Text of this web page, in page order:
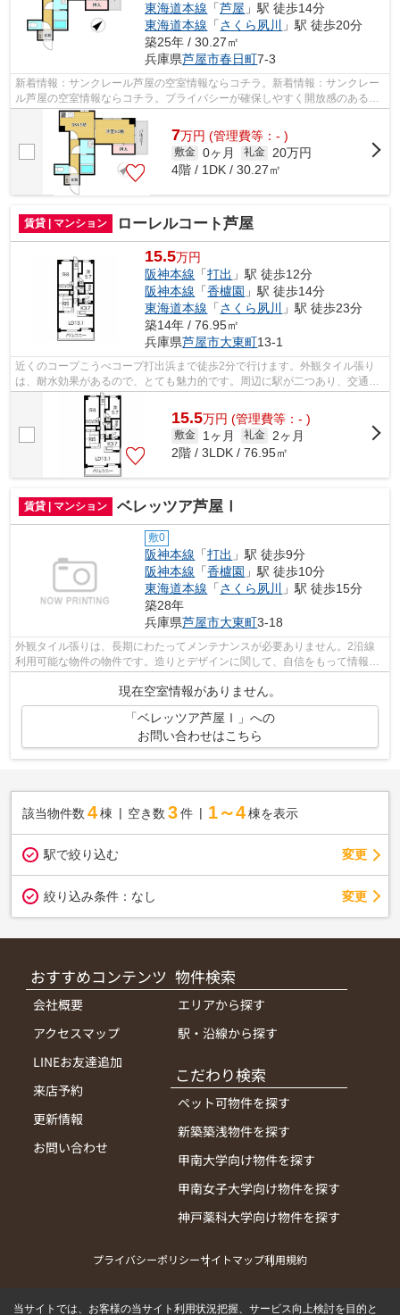
東海道本線 「芦屋 」駅 徒歩14分
東海道本線 「さくら夙川
」駅 徒歩20分
築25年 / 30.27㎡
兵庫県芦屋市春日町7-3
新着情報：サンクレール芦屋の空室情報ならコチラ。新着情報：サンクレー
ル芦屋の空室情報ならコチラ。プライバシーが確保しやすく開放感のある高
層階です。新しい日々を送るにふさわ...
7万円 (管理費等：- )
敷金 0ヶ月 礼金
20万円
4階 / 1DK / 30.27㎡
賃貸 | マンション ローレルコート芦屋
15.5万円
阪神本線 「打出 」駅 徒歩12分
阪神本線 「香櫨園 」駅 徒歩14分
東海道本線 「さくら夙川
」駅 徒歩23分
築14年 / 76.95㎡
兵庫県芦屋市大東町13-1
近くのコープこうべコープ打出浜まで徒歩2分で行けます。外観タイル張り
は、耐水効果があるので、とても魅力的です。周辺に駅が二つあり、交通の
利便性が高いです。造りとデザインに関...
15.5万円 (管理費等：- )
敷金 1ヶ月 礼金
2ヶ月
2階 / 3LDK / 76.95㎡
賃貸 | マンション ベレッツア芦屋Ⅰ
敷0
阪神本線 「打出 」駅 徒歩9分
阪神本線 「香櫨園 」駅 徒歩10分
東海道本線 「さくら夙川
」駅 徒歩15分
築28年
兵庫県芦屋市大東町3-18
外観タイル張りは、長期にわたってメンテナンスが必要ありません。2沿線
利用可能な物件の物件です。造りとデザインに関して、自信をもって情報を
現在空室情報がありません。
「ベレッツア芦屋Ⅰ」への
お問い合わせはこちら
該当物件数 4棟 空き数 3 件 1～4 棟を表示
駅で絞り込む 変更
絞り込み条件： なし 変更
おすすめコンテンツ
会社概要
アクセスマップ
LINEお友達追加
来店予約
更新情報
お問い合わせ
物件検索
エリアから探す
駅・沿線から探す
こだわり検索
ペット可物件を探す
新築築浅物件を探す
甲南大学向け物件を探す
甲南女子大学向け物件を探す
神戸薬科大学向け物件を探す
プライバシーポリシーサイトマップ利用規約
当サイトでは、お客様の当サイト利用状況把握、サービス向上検討を目的と